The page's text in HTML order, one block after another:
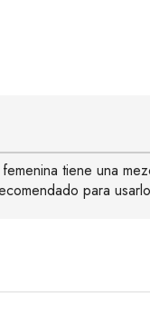
tiene una
para